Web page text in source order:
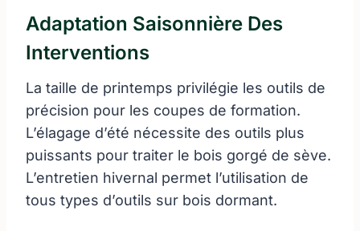
Adaptation Saisonnière Des
Interventions
La taille de printemps privilégie les outils de
précision pour les coupes de formation.
L’élagage d’été nécessite des outils plus
puissants pour traiter le bois gorgé de sève.
L’entretien hivernal permet l’utilisation de
tous types d’outils sur bois dormant.